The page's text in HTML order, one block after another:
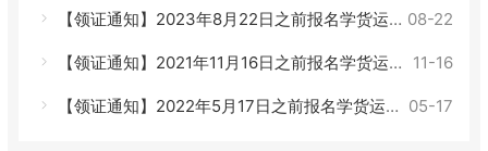
08-22
【领证通知】2023年8月22日之前报名学货运上岗证的学员可以领证了！
11-16
【领证通知】2021年11月16日之前报名学货运上岗证的学员可以来领证了！
05-17
【领证通知】2022年5月17日之前报名学货运上岗证的学员可以来领证了！